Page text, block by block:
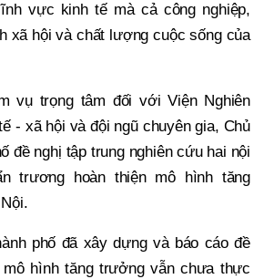
vực kinh tế mà cả công nghiệp,
xã hội và chất lượng cuộc sống của
vụ trọng tâm đối với Viện Nghiên
- xã hội và đội ngũ chuyên gia, Chủ
đề nghị tập trung nghiên cứu hai nội
trương hoàn thiện mô hình tăng
phố đã xây dựng và báo cáo đề
hình tăng trưởng vẫn chưa thực